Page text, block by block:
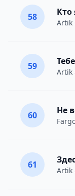
58 Кто
Artik
59
Artik
60 Не
61
Artik